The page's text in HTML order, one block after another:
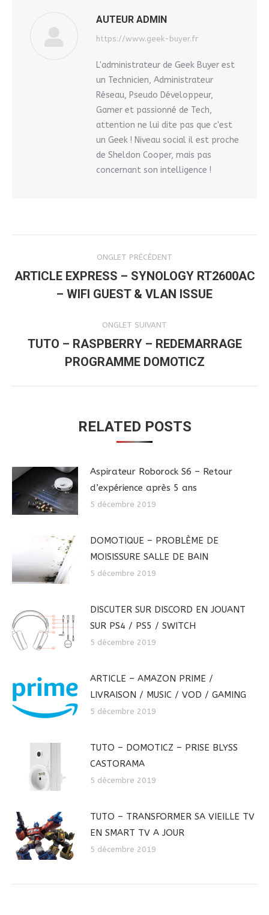
AUTEUR ADMIN
https://www.geek-buyer.fr
L'administrateur de Geek Buyer est
un Technicien, Administrateur
Réseau, Pseudo Développeur,
Gamer et passionné de Tech,
attention ne lui dite pas que c'est
un Geek ! Niveau social il est proche
de Sheldon Cooper, mais pas
concernant son intelligence !
DE
COMMENTAIRE
ONGLET PRÉCÉDENT
précédent
ARTICLE EXPRESS – SYNOLOGY RT2600AC
– WIFI GUEST & VLAN ISSUE
ONGLET SUIVANT
suivant
TUTO – RASPBERRY – REDEMARRAGE
PROGRAMME DOMOTICZ
RELATED POSTS
Aspirateur Roborock S6 – Retour
d’expérience après 5 ans
5 décembre 2019
DOMOTIQUE – PROBLÈME DE
MOISISSURE SALLE DE BAIN
5 décembre 2019
DISCUTER SUR DISCORD EN JOUANT
SUR PS4 / PS5 / SWITCH
5 décembre 2019
ARTICLE – AMAZON PRIME /
LIVRAISON / MUSIC / VOD / GAMING
5 décembre 2019
TUTO – DOMOTICZ – PRISE BLYSS
CASTORAMA
5 décembre 2019
TUTO – TRANSFORMER SA VIEILLE TV
EN SMART TV A JOUR
5 décembre 2019